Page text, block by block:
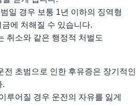
일 경우 보통 1년 이하의 징역형
에 처해질 수 있습니다.
취소와 같은 행정적 처벌도
전 초범으로 인한 후유증은 장기적인
.
루어질 경우 운전의 자유를 잃게